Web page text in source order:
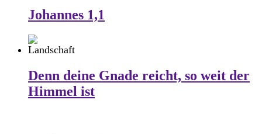
Johannes 1,1
Denn deine Gnade reicht, so weit der
Himmel ist